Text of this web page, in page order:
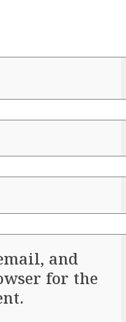
and
for the